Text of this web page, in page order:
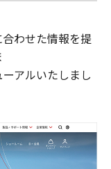
わせた情報を提
アルいたしまし